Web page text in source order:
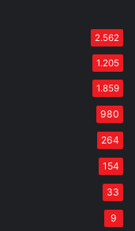
2.562
1.205
1.859
980
264
154
33
9